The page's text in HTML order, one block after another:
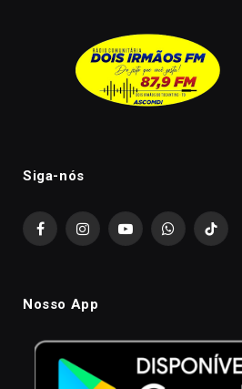
Siga-nós
FacebookInstagramYouTubeWhatsAppTikTok
Nosso App